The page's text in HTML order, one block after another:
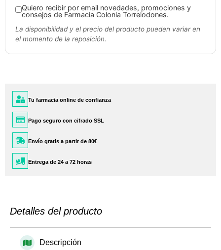
Quiero recibir por email novedades, promociones y
consejos de Farmacia Colonia Torrelodones.
La disponibilidad y el precio del producto pueden variar en
el momento de la reposición.
Tu farmacia online de confianza
Pago seguro con cifrado SSL
Envío gratis a partir de 80€
Entrega de 24 a 72 horas
Detalles del producto
Descripción